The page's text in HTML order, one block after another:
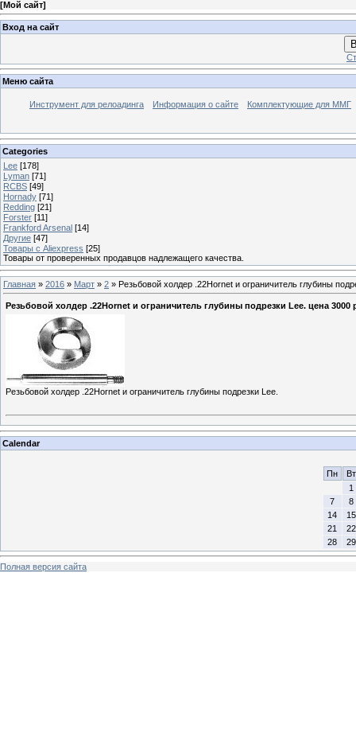
[Мой сайт]
Вход на сайт
Меню сайта
Инструмент для релоадинга Информация о сайте Комплектующие для ММГ
Categories
Lee [178]
Lyman [71]
RCBS [49]
Hornady [71]
Redding [21]
Forster [11]
Frankford Arsenal [14]
Другие [47]
Товары с Aliexpress [25]
Товары от проверенных продавцов надлежащего качества.
Главная » 2016 » Март » 2 » Резьбовой холдер .22Hornet и ограничитель глубины
Резьбовой холдер .22Hornet и ограничитель глубины подрезки Lee. цена 3000
Резьбовой холдер .22Hornet и ограничитель глубины подрезки Lee.
Calendar
Пн
Вт
1
7
8
14
15
21
22
28
29
Полная версия сайта